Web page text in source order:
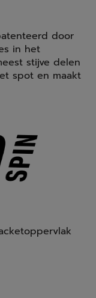
door
in het
stijve delen
spot en maakt